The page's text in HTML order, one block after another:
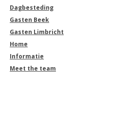
Dagbesteding
Gasten Beek
Gasten Limbricht
Home
Informatie
Meet the team